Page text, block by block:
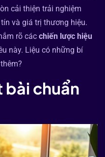
cải thiện trải nghiệm
và giá trị thương hiệu.
rõ các chiến lược hiệu
này. Liệu có những bí
bài chuẩn